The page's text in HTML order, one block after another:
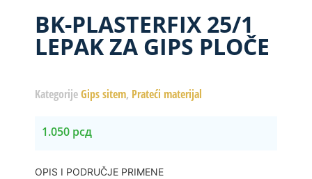
BK-PLASTERFIX 25/1
LEPAK ZA GIPS PLOČE
KategorijeGips sitem, Prateći materijal
1.050 рсд
OPIS I PODRUČJE PRIMENE